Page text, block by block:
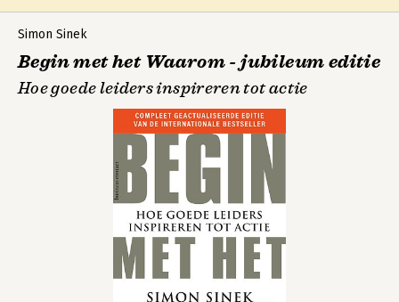
niet meer in die editie leverbaar en is vervangen door de
onderstaande editie.
Simon Sinek
Begin met het Waarom - jubileum editie
Hoe goede leiders inspireren tot actie